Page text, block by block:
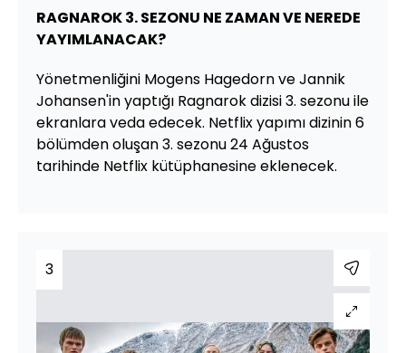
RAGNAROK 3. SEZONU NE ZAMAN VE NEREDE
YAYIMLANACAK?
Yönetmenliğini Mogens Hagedorn ve Jannik
Johansen'in yaptığı Ragnarok dizisi 3. sezonu ile
ekranlara veda edecek. Netflix yapımı dizinin 6
bölümden oluşan 3. sezonu 24 Ağustos
tarihinde Netflix kütüphanesine eklenecek.
3